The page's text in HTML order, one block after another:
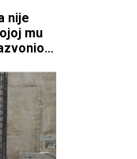
nije
mu